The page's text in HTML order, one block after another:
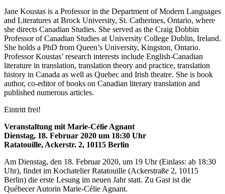
Jane Koustas is a Professor in the Department of Modern Languages
and Literatures at Brock University, St. Catherines, Ontario, where
she directs Canadian Studies. She served as the Craig Dobbin
Professor of Canadian Studies at University College Dublin, Ireland.
She holds a PhD from Queen’s University, Kingston, Ontario.
Professor Koustas’ research interests include English-Canadian
literature in translation, translation theory and practice, translation
history in Canada as well as Quebec and Irish theatre. She is book
author, co-editor of books on Canadian literary translation and
published numerous articles.
Eintritt frei!
Veranstaltung mit Marie-Célie Agnant
Dienstag, 18. Februar 2020 um 18:30 Uhr
Ratatouille, Ackerstr. 2, 10115 Berlin
Am Dienstag, den 18. Februar 2020, um 19 Uhr (Einlass: ab 18:30
Uhr), findet im Kochatelier Ratatouille (Ackerstraße 2, 10115
Berlin) die erste Lesung im neuen Jahr statt. Zu Gast ist die
Québecer Autorin Marie-Célie Agnant.